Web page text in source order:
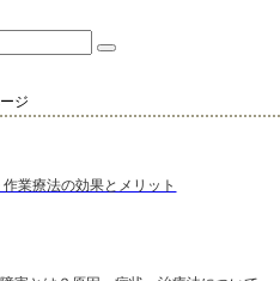
ジ
業療法の効果とメリット